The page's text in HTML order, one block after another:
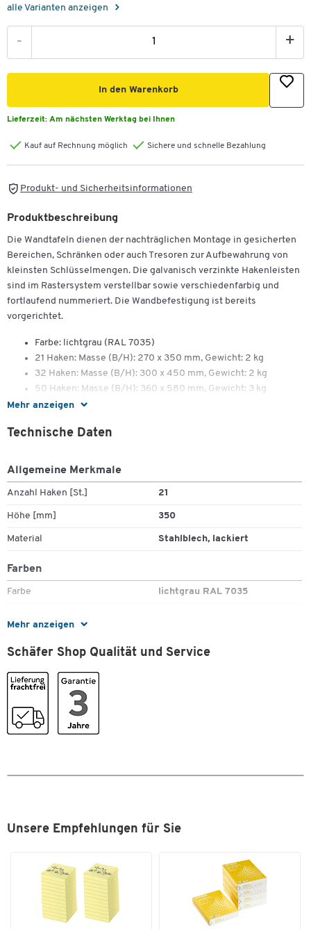
alle Varianten anzeigen
- +
In den Warenkorb
Lieferzeit: Am nächsten Werktag bei Ihnen
Kauf auf Rechnung möglich Sichere und schnelle Bezahlung
Produkt- und Sicherheitsinformationen
Mehr anzeigen
Produktbeschreibung
Die Wandtafeln dienen der nachträglichen Montage in gesicherten
Bereichen, Schränken oder auch Tresoren zur Aufbewahrung von
kleinsten Schlüsselmengen. Die galvanisch verzinkte Hakenleisten
sind im Rastersystem verstellbar sowie verschiedenfarbig und
fortlaufend nummeriert. Die Wandbefestigung ist bereits
vorgerichtet.
Farbe: lichtgrau (RAL 7035)
21 Haken: Masse (B/H): 270 x 350 mm, Gewicht: 2 kg
32 Haken: Masse (B/H): 300 x 450 mm, Gewicht: 2 kg
50 Haken: Masse (B/H): 360 x 580 mm, Gewicht: 3 kg
Mehr anzeigen
Technische Daten
Allgemeine Merkmale
Anzahl Haken [St.] 21
Höhe [mm] 350
Material Stahlblech, lackiert
Farben
Farbe lichtgrau RAL 7035
Masse
Breite [mm] 270
Schäfer Shop Qualität und Service
Unsere Empfehlungen für Sie